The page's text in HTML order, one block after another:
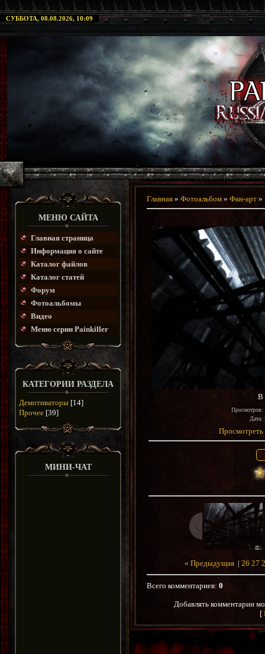
СУББОТА, 08.08.2026, 10:09
МЕНЮ САЙТА
Главная страница
Информация о сайте
Каталог файлов
Каталог статей
Форум
Фотоальбомы
Видео
Меню серии Painkiller
КАТЕГОРИИ РАЗДЕЛА
Демотиваторы [14]
Прочее [39]
МИНИ-ЧАТ
Главная » Фотоальбом » Фан-арт »
В
Просмотров:
Дата:
Просмотреть
« Предыдущая | 26 27
Всего комментариев: 0
Добавлять комментарии
[